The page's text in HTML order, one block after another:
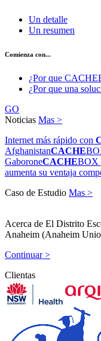
Un detalle
Un resumen
Comienza con...
¿Por que
¿Por que una
GO
Noticias Mas >
Internet más rápido con
AfghanistanCACHE
GaboroneCACHEBOX
aumenta su ventaja
Caso de Estudio Mas >
Acerca de El Distrito
Anaheim (Anaheim
Continuar >
Clientas